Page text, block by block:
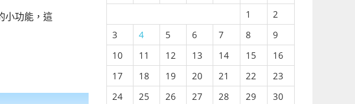
小功能，這
1
2
3
4 5 6 7 8
9
10
11 12 13 14 15
16
17
18 19 20 21 22
23
24
25 26 27 28 29
30